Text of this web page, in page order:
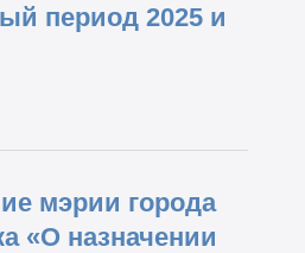
период 2025 и
мэрии города
«О назначении